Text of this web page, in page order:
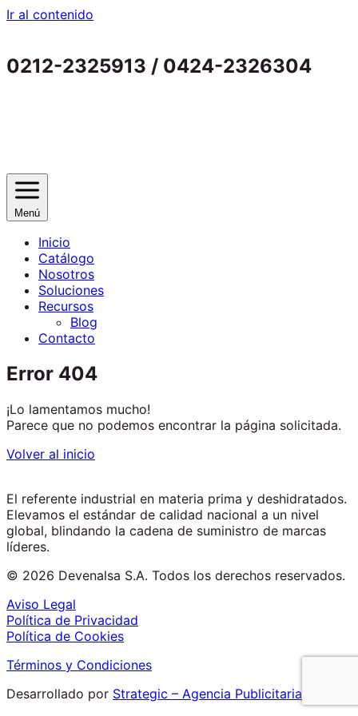
Ir al contenido
0212-2325913 / 0424-2326304
Menú
Inicio
Catálogo
Nosotros
Soluciones
Recursos
Blog
Contacto
Error 404
¡Lo lamentamos mucho!
Parece que no podemos encontrar la página solicitada.
Volver al inicio
El referente industrial en materia prima y deshidratados.
Elevamos el estándar de calidad nacional a un nivel
global, blindando la cadena de suministro de marcas
líderes.
© 2026 Devenalsa S.A. Todos los derechos reservados.
Aviso Legal
Política de Privacidad
Política de Cookies
Términos y Condiciones
Desarrollado por Strategic – Agencia Publicitaria